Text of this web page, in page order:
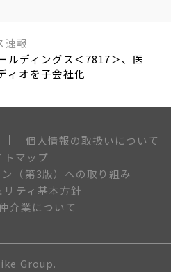
速報
ルディングス＜7817＞、医
ィオを子会社化
個人情報の取扱いについて
トマップ
（第3版）への取り組み
リティ基本方針
介業について
Group.